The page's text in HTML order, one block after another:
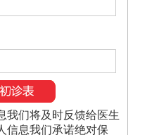
我们将及时反馈给医生
信息我们承诺绝对保